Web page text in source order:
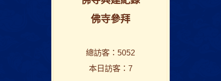
佛寺參拜
總訪客：5052
本日訪客：7